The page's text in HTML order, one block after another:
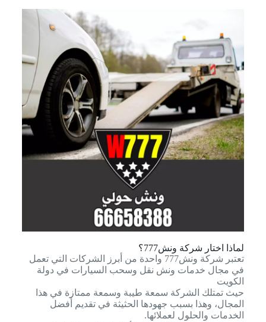
لماذا اختار شركة ونش777؟
تعتبر شركة ونش777 واحدة من أبرز الشركات التي تعمل
في مجال خدمات ونش نقل وسحب السيارات في دولة
الكويت
حيث تمتلك الشركة سمعة طيبة وسمعة ممتازة في هذا
المجال، وهذا بسبب جهودها الحثيثة في تقديم أفضل
الخدمات والحلول لعملائها.